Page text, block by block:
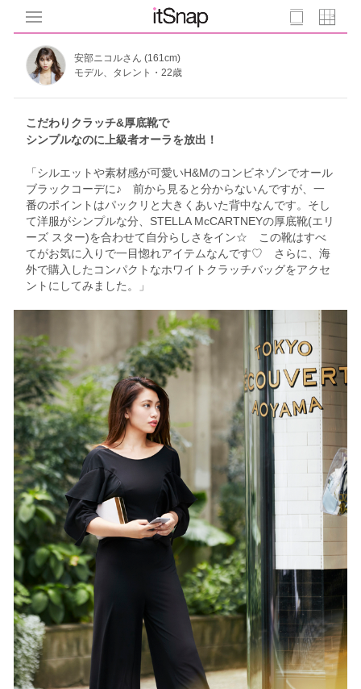
安部ニコルさん (161cm)
モデル、タレント・22歳
こだわりクラッチ&厚底靴で
シンプルなのに上級者オーラを放出！
「シルエットや素材感が可愛いH&Mのコンビネゾンでオール
ブラックコーデに♪ 前から見ると分からないんですが、一
番のポイントはパックリと大きくあいた背中なんです。そし
て洋服がシンプルな分、STELLA McCARTNEYの厚底靴(エリ
ーズ スター)を合わせて自分らしさをイン☆ この靴はすべ
てがお気に入りで一目惚れアイテムなんです♡ さらに、海
外で購入したコンパクトなホワイトクラッチバッグをアクセ
ントにしてみました。」